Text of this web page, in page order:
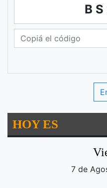
HOY ES
7 de